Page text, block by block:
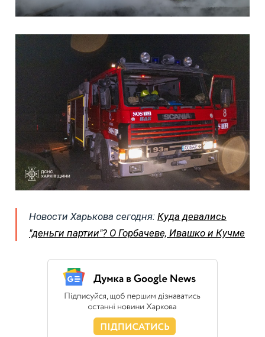
Новости Харькова сегодня: Куда девались
"деньги партии"? О Горбачеве, Ивашко и Кучме